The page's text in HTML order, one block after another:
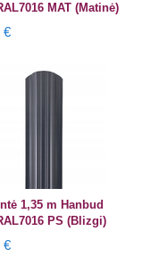
MAT (Matinė)
€
1,35 m Hanbud
PS (Blizgi)
€